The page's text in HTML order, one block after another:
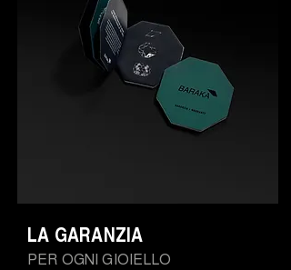
PER OGNI GIOIELLO
LA GARANZIA